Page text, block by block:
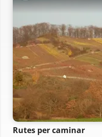
Rutes per caminar